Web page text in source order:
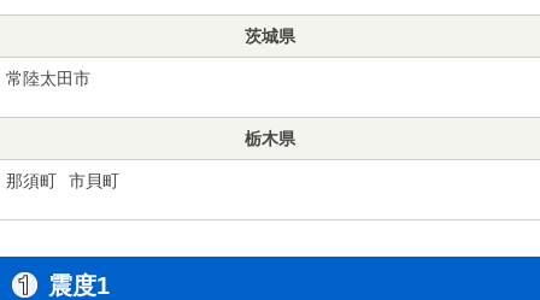
茨城県
常陸太田市
栃木県
那須町 市貝町
震度1